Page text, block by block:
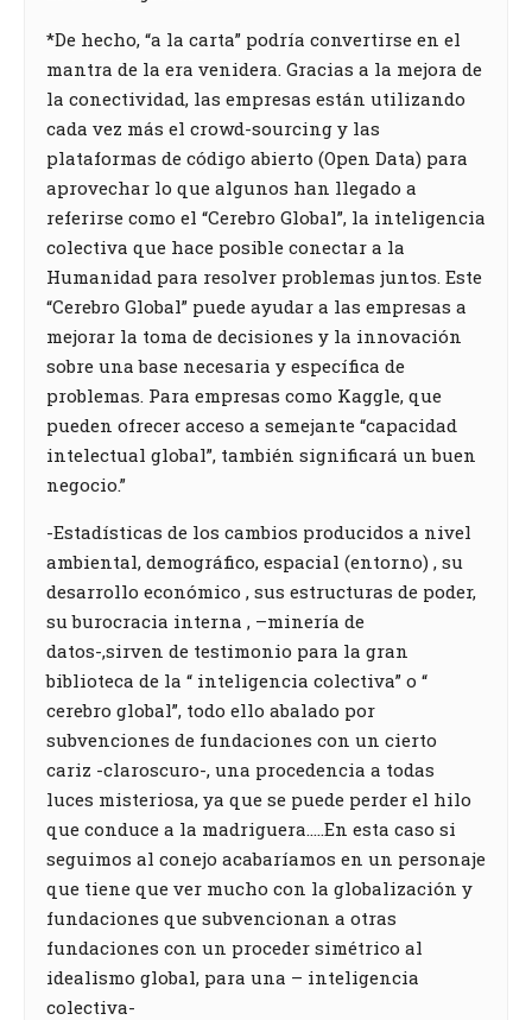
*De hecho, “a la carta” podría convertirse en el
mantra de la era venidera. Gracias a la mejora de
la conectividad, las empresas están utilizando
cada vez más el crowd-sourcing y las
plataformas de código abierto (Open Data) para
aprovechar lo que algunos han llegado a
referirse como el “Cerebro Global”, la inteligencia
colectiva que hace posible conectar a la
Humanidad para resolver problemas juntos. Este
“Cerebro Global” puede ayudar a las empresas a
mejorar la toma de decisiones y la innovación
sobre una base necesaria y específica de
problemas. Para empresas como Kaggle, que
pueden ofrecer acceso a semejante “capacidad
intelectual global”, también significará un buen
negocio.”
-Estadísticas de los cambios producidos a nivel
ambiental, demográfico, espacial (entorno) , su
desarrollo económico , sus estructuras de poder,
su burocracia interna , –minería de
datos-,sirven de testimonio para la gran
biblioteca de la “ inteligencia colectiva” o “
cerebro global”, todo ello abalado por
subvenciones de fundaciones con un cierto
cariz -claroscuro-, una procedencia a todas
luces misteriosa, ya que se puede perder el hilo
que conduce a la madriguera…..En esta caso si
seguimos al conejo acabaríamos en un personaje
que tiene que ver mucho con la globalización y
fundaciones que subvencionan a otras
fundaciones con un proceder simétrico al
idealismo global, para una – inteligencia
colectiva-